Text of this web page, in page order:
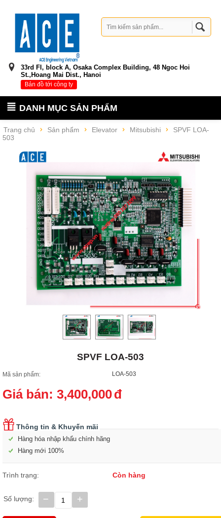
33rd Fl, block A, Osaka Complex Building, 48 Ngoc Hoi
St.,Hoang Mai Dist., Hanoi
Bản đồ tới công ty
DANH MỤC SẢN PHẨM
Trang chủ Sản phẩm Elevator Mitsubishi
SPVF LOA-
503
SPVF LOA-503
Mã sản phẩm: LOA-503
Giá bán: 3,400,000đ
Thông tin & Khuyến mãi
Hàng hóa nhập khẩu chính hãng
Hàng mới 100%
Trình trạng: Còn hàng
Số lượng: +
−